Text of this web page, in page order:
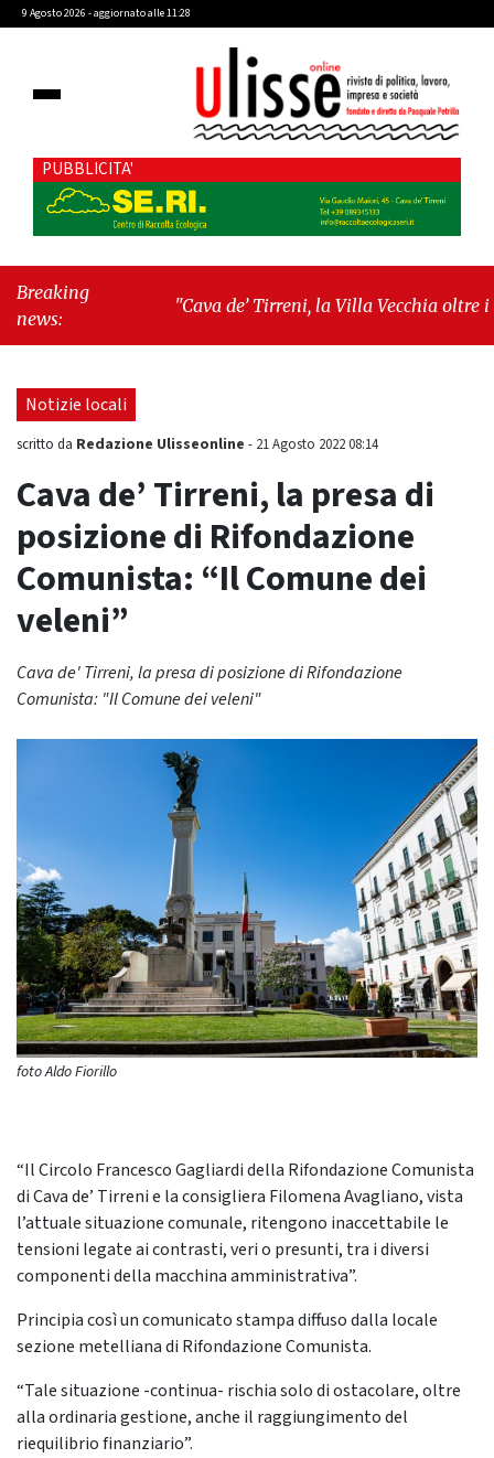
9 Agosto 2026 - aggiornato alle 11:28
PUBBLICITA'
Breaking
news:
"Cava de’ Tirreni, la Villa Vecchia oltre i
seduta consiliare: “Serve chiarezza!”"
Notizie locali
scritto da Redazione Ulisseonline - 21 Agosto 2022 08:14
Cava de’ Tirreni, la presa di
posizione di Rifondazione
Comunista: “Il Comune dei
veleni”
Cava de' Tirreni, la presa di posizione di Rifondazione
Comunista: "Il Comune dei veleni"
foto Aldo Fiorillo
“Il Circolo Francesco Gagliardi della Rifondazione Comunista
di Cava de’ Tirreni e la consigliera Filomena Avagliano, vista
l’attuale situazione comunale, ritengono inaccettabile le
tensioni legate ai contrasti, veri o presunti, tra i diversi
componenti della macchina amministrativa”.
Principia così un comunicato stampa diffuso dalla locale
sezione metelliana di Rifondazione Comunista.
“Tale situazione -continua- rischia solo di ostacolare, oltre
alla ordinaria gestione, anche il raggiungimento del
riequilibrio finanziario”.